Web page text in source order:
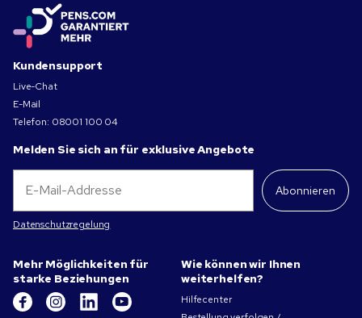
Kundensupport
Live-Chat
E-Mail
Telefon: 08001 100 04
Melden Sie sich an für exklusive Angebote
Abonnieren
Datenschutzregelung
Mehr Möglichkeiten für
starke Beziehungen
Wie können wir Ihnen
weiterhelfen?
Hilfecenter